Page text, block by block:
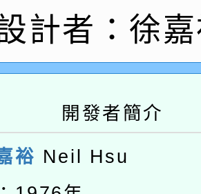
赴陸應申請許可
濟部水利署委託
8月22日(星期六
啟航」
學年度第2次
結果公告(無人
動共學行動站研
理115年度閱讀
計者：徐
開發者簡介
裕 Neil Hsu